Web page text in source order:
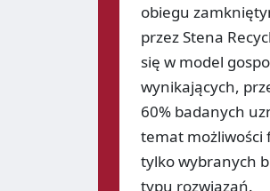
obiegu
przez Stena
się w model
wynikających,
60% badanych
temat możliwości
tylko wybranych
typu rozwiązań.